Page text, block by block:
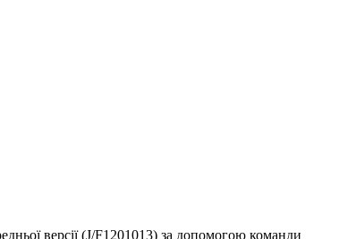
версії (J/F1201013) за допомогою команди